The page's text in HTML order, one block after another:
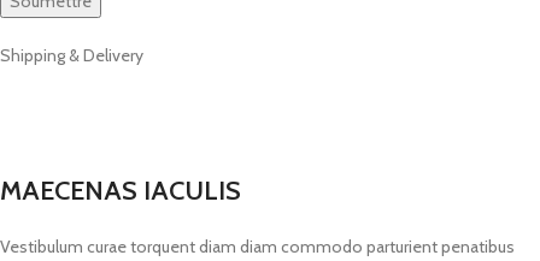
Shipping & Delivery
MAECENAS IACULIS
Vestibulum curae torquent diam diam commodo parturient penatibus